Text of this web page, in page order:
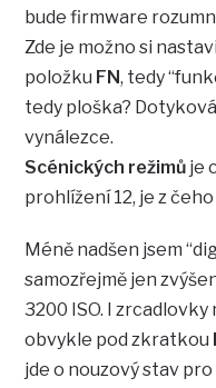
bude firmware
Zde je možno si
položku FN, tedy
tedy ploška?
vynálezce.
Scénických režimů je
prohlížení 12, je z
Méně nadšen jsem
samozřejmě jen
3200 ISO. I
obvykle pod zkratkou
jde o nouzový stav